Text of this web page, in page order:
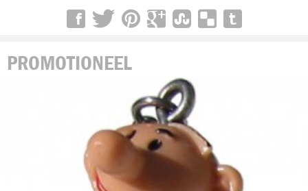
PROMOTIONEEL